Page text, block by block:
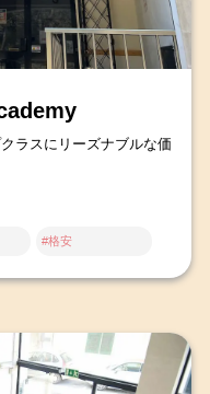
ラスにリーズナブルな価
#格安